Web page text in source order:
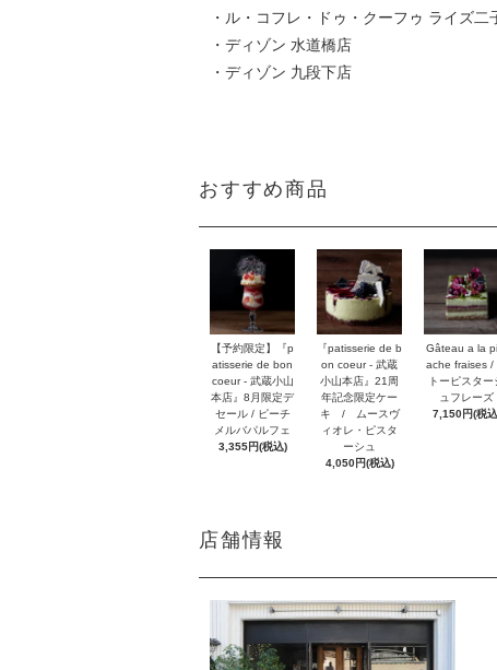
・ ル・コフレ・ドゥ・クーフゥ ライズ二
・ ディゾン 水道橋店
・ディゾン 九段下店
おすすめ商品
【予約限定】『p
atisserie de bon
coeur - 武蔵小山
本店』8月限定デ
セール / ピーチ
メルバパルフェ
3,355円(税込)
『patisserie de b
on coeur - 武蔵
小山本店』21周
年記念限定ケー
キ / ムースヴ
ィオレ・ピスタ
ーシュ
4,050円(税込)
Gâteau a la
ache fraises /
トーピスター
ュフレーズ
7,150円(税
店舗情報